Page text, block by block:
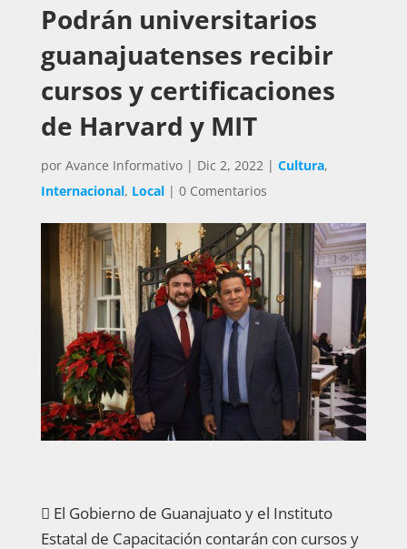
Podrán universitarios
guanajuatenses recibir
cursos y certificaciones
de Harvard y MIT
por Avance Informativo| Dic 2, 2022| Cultura,
Internacional, Local| 0 Comentarios
 El Gobierno de Guanajuato y el Instituto
Estatal de Capacitación contarán con cursos y